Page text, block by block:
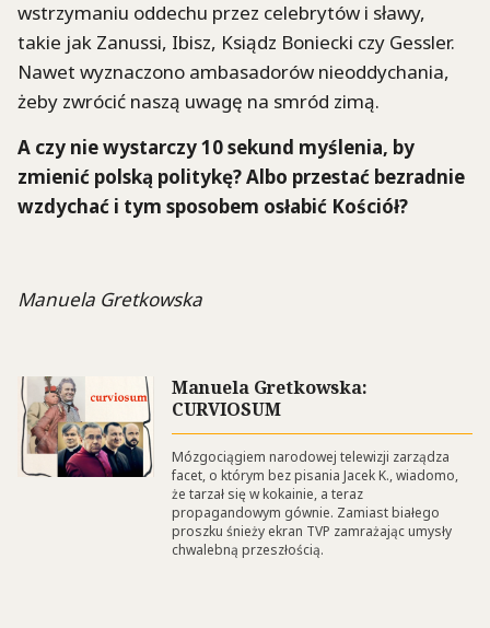
wstrzymaniu oddechu przez celebrytów i sławy,
takie jak Zanussi, Ibisz, Ksiądz Boniecki czy Gessler.
Nawet wyznaczono ambasadorów nieoddychania,
żeby zwrócić naszą uwagę na smród zimą.
A czy nie wystarczy 10 sekund myślenia, by
zmienić polską politykę? Albo przestać bezradnie
wzdychać i tym sposobem osłabić Kościół?
Manuela Gretkowska
Manuela Gretkowska:
CURVIOSUM
Mózgociągiem narodowej telewizji zarządza
facet, o którym bez pisania Jacek K., wiadomo,
że tarzał się w kokainie, a teraz
propagandowym gównie. Zamiast białego
proszku śnieży ekran TVP zamrażając umysły
chwalebną przeszłością.